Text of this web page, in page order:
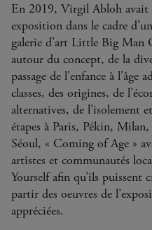
En 2019, Virgil Abloh avait
exposition dans le cadre
galerie d’art Little Big Man
autour du concept, de la
passage de l'enfance à l'âge
classes, des origines, de
alternatives, de l’isolement
étapes à Paris, Pékin,
Séoul, « Coming of Age »
artistes et communautés
Yourself afin qu’ils puissent
partir des oeuvres de
appréciées.